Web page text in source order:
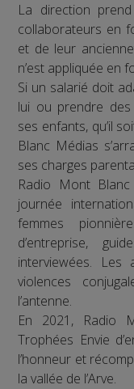
La direction
collaborateurs en
et de leur
n’est appliquée en
Si un salarié doit
lui ou prendre
ses enfants, qu’il
Blanc Médias
ses charges
Radio Mont
journée
femmes
d’entreprise,
interviewées.
violences
l’antenne.
En 2021, Radio
Trophées Envie
l’honneur et
la vallée de l’Arve.